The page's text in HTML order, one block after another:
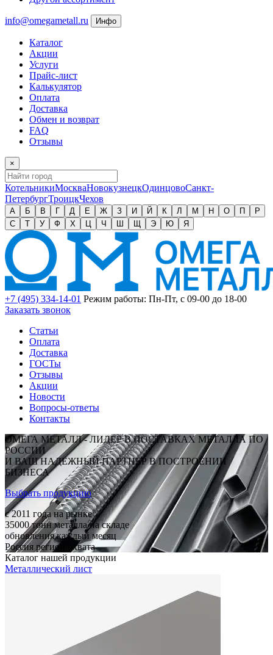
info@omegametall.ru Инфо
Каталог
Акции
Услуги
Прайс-лист
Калькулятор
Оплата
Доставка
Обмен и возврат
FAQ
Отзывы
×
КотельникиМоскваНовокузнецкОдинцовоСанкт-
ПетербургТроицкЧехов
А Б В Г Д Е Ж З И Й К Л М Н О П
Р
С
Т У Ф Х Ц Ч Ш Щ Э Ю Я
+7 (495) 334-14-01 Режим работы: Пн-Пт, с 09-00 до 18-00
Заказать звонок
Статьи
Оплата
Доставка
ГОСТы
Отзывы
Акции
Новости
Вопросы-ответы
Контакты
ОМЕГА МЕТАЛЛ - ЛИДЕР В ПОСТАВКАХ МЕТАЛЛА ПО
РОССИИ
И ВАШ НАДЕЖНЫЙ ПАРТНЕР В ПОСТРОЕНИИ
БИЗНЕСА
Выбрать продукцию
c 2011 года на рынке
35000 тонн металла на складе
обновления каждый месяц
Россия регион охвата
Каталог нашей продукции
Металлический лист